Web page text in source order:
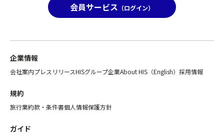
会員サービス （ログイン）
企業情報
会社案内プレスリリースHISグループ企業About HIS（English） 採用情報
規約
旅行業約款・条件書個人情報保護方針
ガイド